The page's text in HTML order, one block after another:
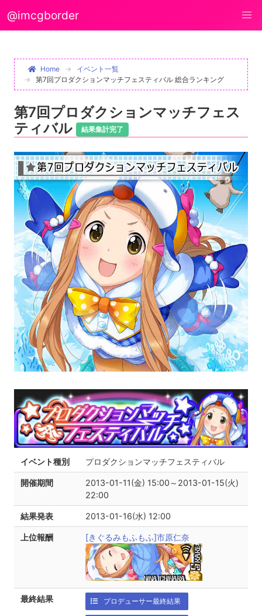
@imcgborder
Home
イベント一覧
第7回プロダクションマッチフェスティバル 総合ランキング
第7回プロダクションマッチフェス
ティバル
結果集計完了
イベント種別 プロダクションマッチフェスティバル
開催期間
2013-01-11(金) 15:00～2013-01-15(火)
22:00
結果発表 2013-01-16(水) 12:00
上位報酬 [きぐるみもふもふ]市原仁奈
最終結果 プロデューサー最終結果